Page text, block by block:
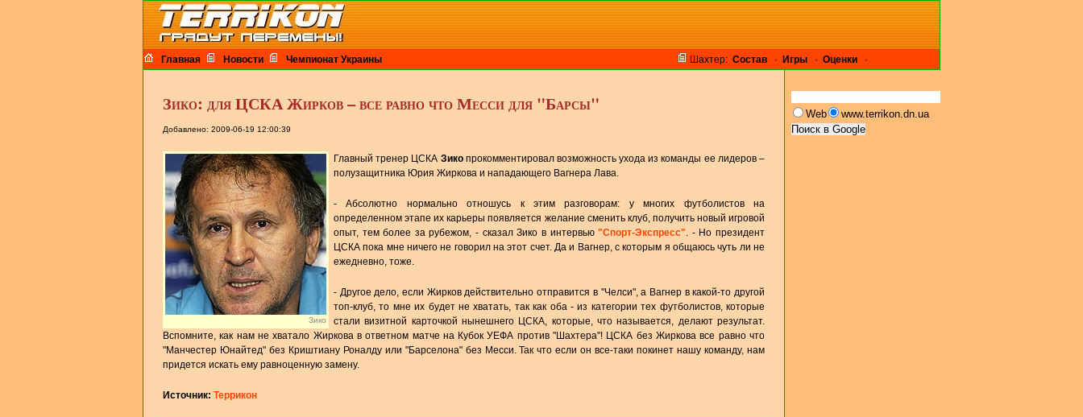
Главная Новости Чемпионат Украины Шахтер: Cостав · Игры · Оценки ·
Зико: для ЦСКА Жирков – все равно что Месси для "Барсы"
Добавлено: 2009-06-19 12:00:39
Зико
Главный тренер ЦСКА Зикопрокомментировал возможность ухода из команды ее лидеров –
полузащитника Юрия Жиркова и нападающего Вагнера Лава.
- Абсолютно нормально отношусь к этим разговорам: у многих футболистов на
определенном этапе их карьеры появляется желание сменить клуб, получить новый игровой
опыт, тем более за рубежом, - сказал Зико в интервью"Спорт-Экспресс". - Но президент
ЦСКА пока мне ничего не говорил на этот счет. Да и Вагнер, с которым я общаюсь чуть ли не
ежедневно, тоже.
- Другое дело, если Жирков действительно отправится в "Челси", а Вагнер в какой-то другой
топ-клуб, то мне их будет не хватать, так как оба - из категории тех футболистов, которые
стали визитной карточкой нынешнего ЦСКА, которые, что называется, делают результат.
Вспомните, как нам не хватало Жиркова в ответном матче на Кубок УЕФА против "Шахтера"! ЦСКА без Жиркова все равно что
"Манчестер Юнайтед" без Криштиану Роналду или "Барселона" без Месси. Так что если он все-таки покинет нашу команду, нам
придется искать ему равноценную замену.
Источник: Террикон
Web www.terrikon.dn.ua